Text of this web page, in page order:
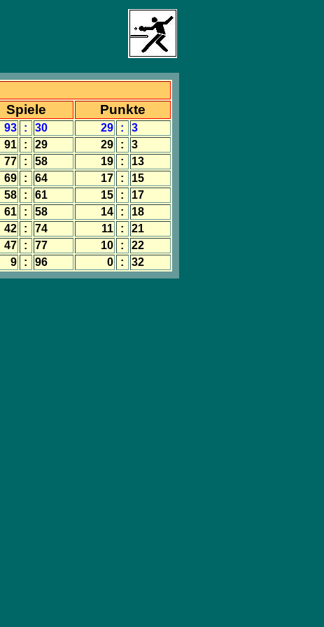
Spiele Punkte
93 : 30 29 :
3
91 : 29 29 :
3
77 : 58 19 :
13
69 : 64 17 :
15
58 : 61 15 :
17
61 : 58 14 :
18
42 : 74 11 :
21
47 : 77 10 :
22
9 : 96 0 : 32